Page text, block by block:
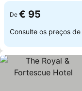
De € 95
Consulte os preços de